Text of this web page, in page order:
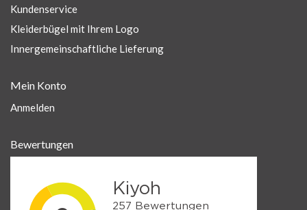
Kundenservice
Kleiderbügel mit Ihrem Logo
Innergemeinschaftliche Lieferung
Mein Konto
Anmelden
Bewertungen